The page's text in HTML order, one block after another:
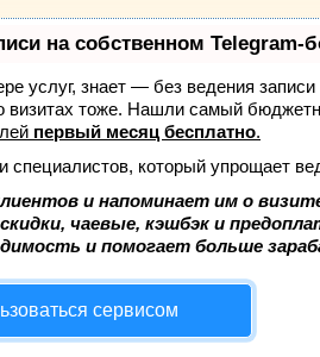
на собственном Telegram-
услуг, знает — без ведения
визитах тоже. Нашли самый
первый месяц бесплатно.
специалистов, который упрощает
и напоминает им о
чаевые, кэшбэк и
и помогает больше
сервисом